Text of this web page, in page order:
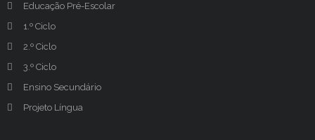
Educação Pré-Escolar
1.º Ciclo
2.º Ciclo
3.º Ciclo
Ensino Secundário
Projeto Língua